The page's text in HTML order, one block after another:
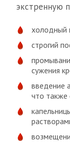
экстренную
холодный
строгий
сужения
введение
что также